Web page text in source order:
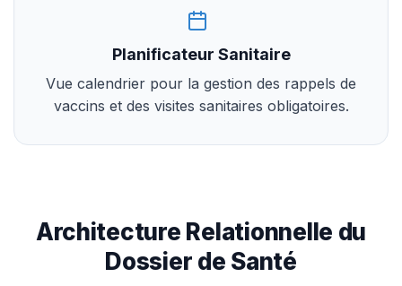
Planificateur Sanitaire
Vue calendrier pour la gestion des rappels de
vaccins et des visites sanitaires obligatoires.
Architecture Relationnelle du
Dossier de Santé